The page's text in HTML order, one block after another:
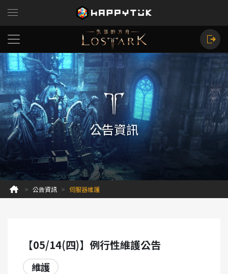
公告資訊
公告資訊 伺服器維護
【05/14(四)】例行性維護公告
維護